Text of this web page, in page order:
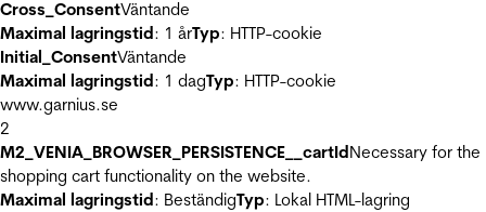
Cross_ConsentVäntande
Maximal lagringstid: 1 årTyp: HTTP-cookie
Initial_ConsentVäntande
Maximal lagringstid: 1 dagTyp: HTTP-cookie
www.garnius.se
2
M2_VENIA_BROWSER_PERSISTENCE__cartIdNecessary for the
shopping cart functionality on the website.
Maximal lagringstid: BeständigTyp: Lokal HTML-lagring